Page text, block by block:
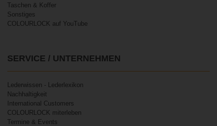
Taschen & Koffer
Sonstiges
COLOURLOCK auf YouTube
SERVICE / UNTERNEHMEN
Lederwissen - Lederlexikon
Nachhaltigkeit
International Customers
COLOURLOCK miterleben
Termine & Events